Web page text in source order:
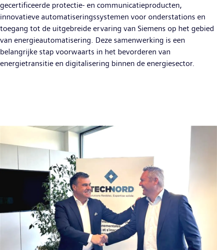
gecertificeerde protectie- en communicatieproducten,
innovatieve automatiseringssystemen voor onderstations en
toegang tot de uitgebreide ervaring van Siemens op het gebied
van energieautomatisering. Deze samenwerking is een
belangrijke stap voorwaarts in het bevorderen van
energietransitie en digitalisering binnen de energiesector.